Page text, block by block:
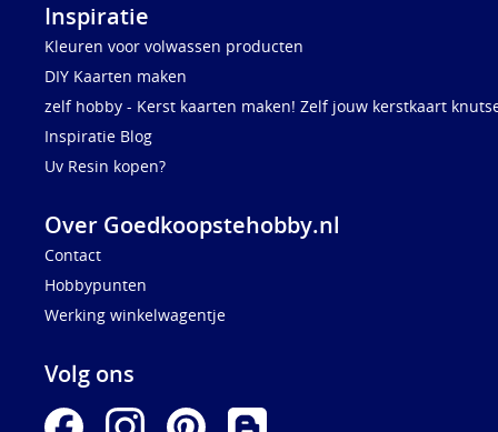
Inspiratie
Kleuren voor volwassen producten
DIY Kaarten maken
zelf hobby - Kerst kaarten maken! Zelf jouw kerstkaart
Inspiratie Blog
Uv Resin kopen?
Over Goedkoopstehobby.nl
Contact
Hobbypunten
Werking winkelwagentje
Volg ons